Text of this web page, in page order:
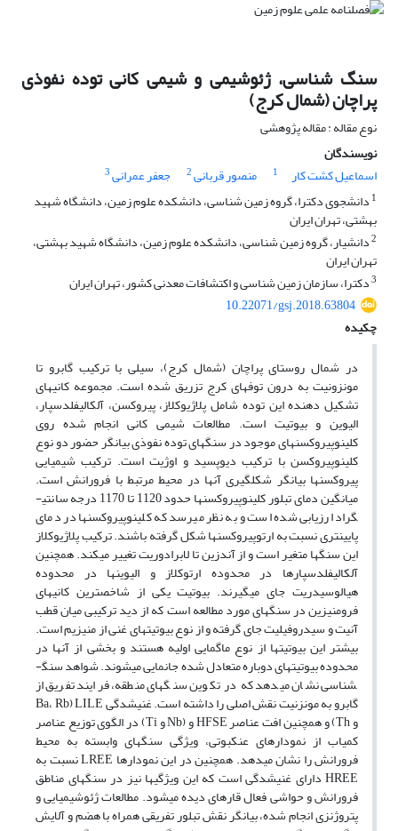
سنگ شناسی، ژئوشیمی و شیمی کانی توده نفوذی
پراچان (شمال کرج)
نوع مقاله : مقاله پژوهشی
نویسندگان
اسماعیل کشت کار
1 منصور قربانی2 جعفر عمرانی3
1 دانشجوی دکترا، گروه زمین شناسی، دانشکده علوم زمین، دانشگاه شهید
بهشتی، تهران ایران
2دانشیار، گروه زمین شناسی، دانشکده علوم زمین، دانشگاه شهید بهشتی،
تهران ایران
3دکترا، سازمان زمین شناسی و اکتشافات معدنی کشور، تهران ایران
10.22071/gsj.2018.63804
چکیده
در شمال روستای پراچان (شمال کرج)، سیلی با ترکیب گابرو تا
مونزونیت به درون توف­های کرج تزریق شده است. مجموعه کانی­های
تشکیل دهنده این توده شامل پلاژیوکلاز، پیروکسن، آلکالی­فلدسپار،
الیوین و بیوتیت است. مطالعات شیمی کانی­ انجام شده روی
کلینوپیروکسن­های موجود در­ سنگ­های توده­ نفوذی بیانگر حضور دو نوع
کلینوپیروکسن با ترکیب دیوپسید و اوژیت است. ترکیب شیمیایی
پیروکسن­ها بیانگر شکل­گیری آنها در محیط مرتبط با فرورانش است.
میانگین دمای تبلور کلینوپیروکسن­ها حدود 1120 تا 1170 درجه سانتی­
گراد ارزیابی شده است و به نظر می­رسد که کلینوپیروکسن­ها در دمای
پایین­تری نسبت به ارتوپیروکسن­ها شکل گرفته باشند. ترکیب پلاژیوکلاز
این سنگ­ها متغیر است و از آندزین تا لابرادوریت تغییر می­کند. همچنین
آلکالی­فلدسپارها در محدوده ارتوکلاز و الیوین­ها در محدوده
هیالوسیدریت جای می­گیرند. بیوتیت یکی از شاخص­ترین کانی­های
فرومنیزین در سنگ­های مورد مطالعه است که از دید ترکیبی میان قطب
آنیت و سیدروفیلیت جای گرفته و از نوع بیوتیت­های غنی از منیزیم است.
بیشتر این بیوتیت­ها از نوع ماگمایی اولیه هستند و بخشی از آنها در
محدوده بیوتیت­های دوباره متعادل شده جانمایی می‎شوند. شواهد سنگ­
شناسی نشان می­دهد که در تکوین سنگ­های منطقه، فرایند تفریق از
گابرو به مونزنیت نقش اصلی را داشته است. غنی­شدگی LILE (Ba، Rb
و Th) و همچنین افت عناصر HFSE و (Nb و Ti) در الگوی توزیع عناصر
کمیاب از نمودارهای عنکبوتی، ویژگی­ سنگ­های وابسته به محیط
فرورانش را نشان می­دهد. همچنین در این نمودارها LREE نسبت به
HREE دارای غنی­شدگی است که این ویژگی­ها نیز در سنگ­های مناطق
فرورانش و حواشی فعال قاره­ای دیده می­شود. مطالعات ژئوشیمیایی و
پتروژنزی انجام شده، بیانگر نقش تبلور تفریقی همراه با هضم و آلایش